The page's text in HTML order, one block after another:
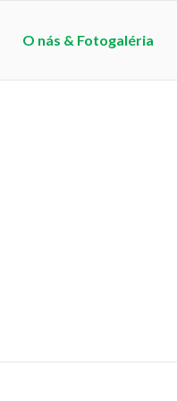
O nás & Fotogaléria